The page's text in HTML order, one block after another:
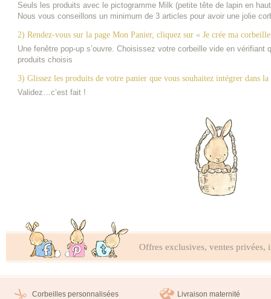
Seuls les produits avec le pictogramme Milk (petite tête de lapin en
Nous vous conseillons un minimum de 3 articles pour avoir une jolie
2) Rendez-vous sur la page Mon Panier, cliquez sur « Je crée ma
Une fenêtre pop-up s’ouvre. Choisissez votre corbeille vide en vérifiant
produits choisis
3) Glissez les produits de votre panier que vous souhaitez intégrer dans
Validez…c’est fait !
Offres exclusives, ventes privées,
Corbeilles personnalisées Livraison maternité